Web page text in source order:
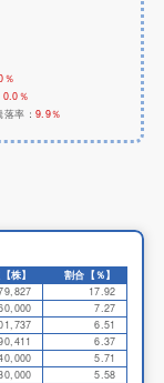
％
0.0％
落率： 9.9％
株】
割合【％】
17.92
7.27
6.51
6.37
5.71
5.58